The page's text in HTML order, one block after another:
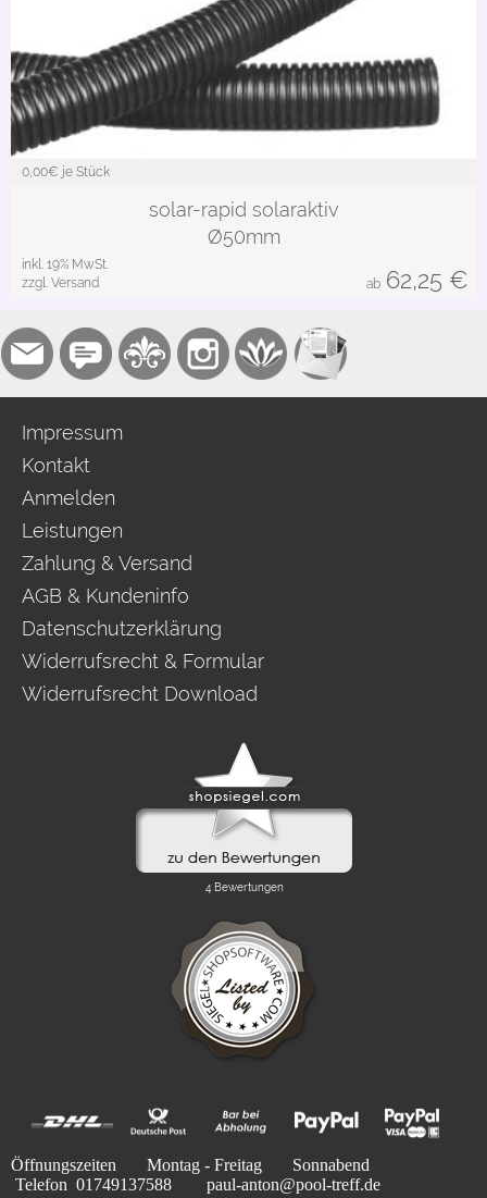
in vielen Varianten
0,00€ je Stück
solar-rapid solaraktiv
Ø50mm
inkl. 19% MwSt.
zzgl. Versand
ab 62,25 €
Impressum
Kontakt
Anmelden
Leistungen
Zahlung & Versand
AGB & Kundeninfo
Datenschutzerklärung
Widerrufsrecht & Formular
Widerrufsrecht Download
Öffnungszeiten Montag - Freitag Sonnabend
Telefon 01749137588 paul-anton@pool-treff.de